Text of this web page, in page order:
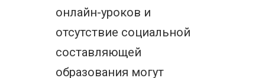
онлайн-уроков и
отсутствие социальной
составляющей
образования могут